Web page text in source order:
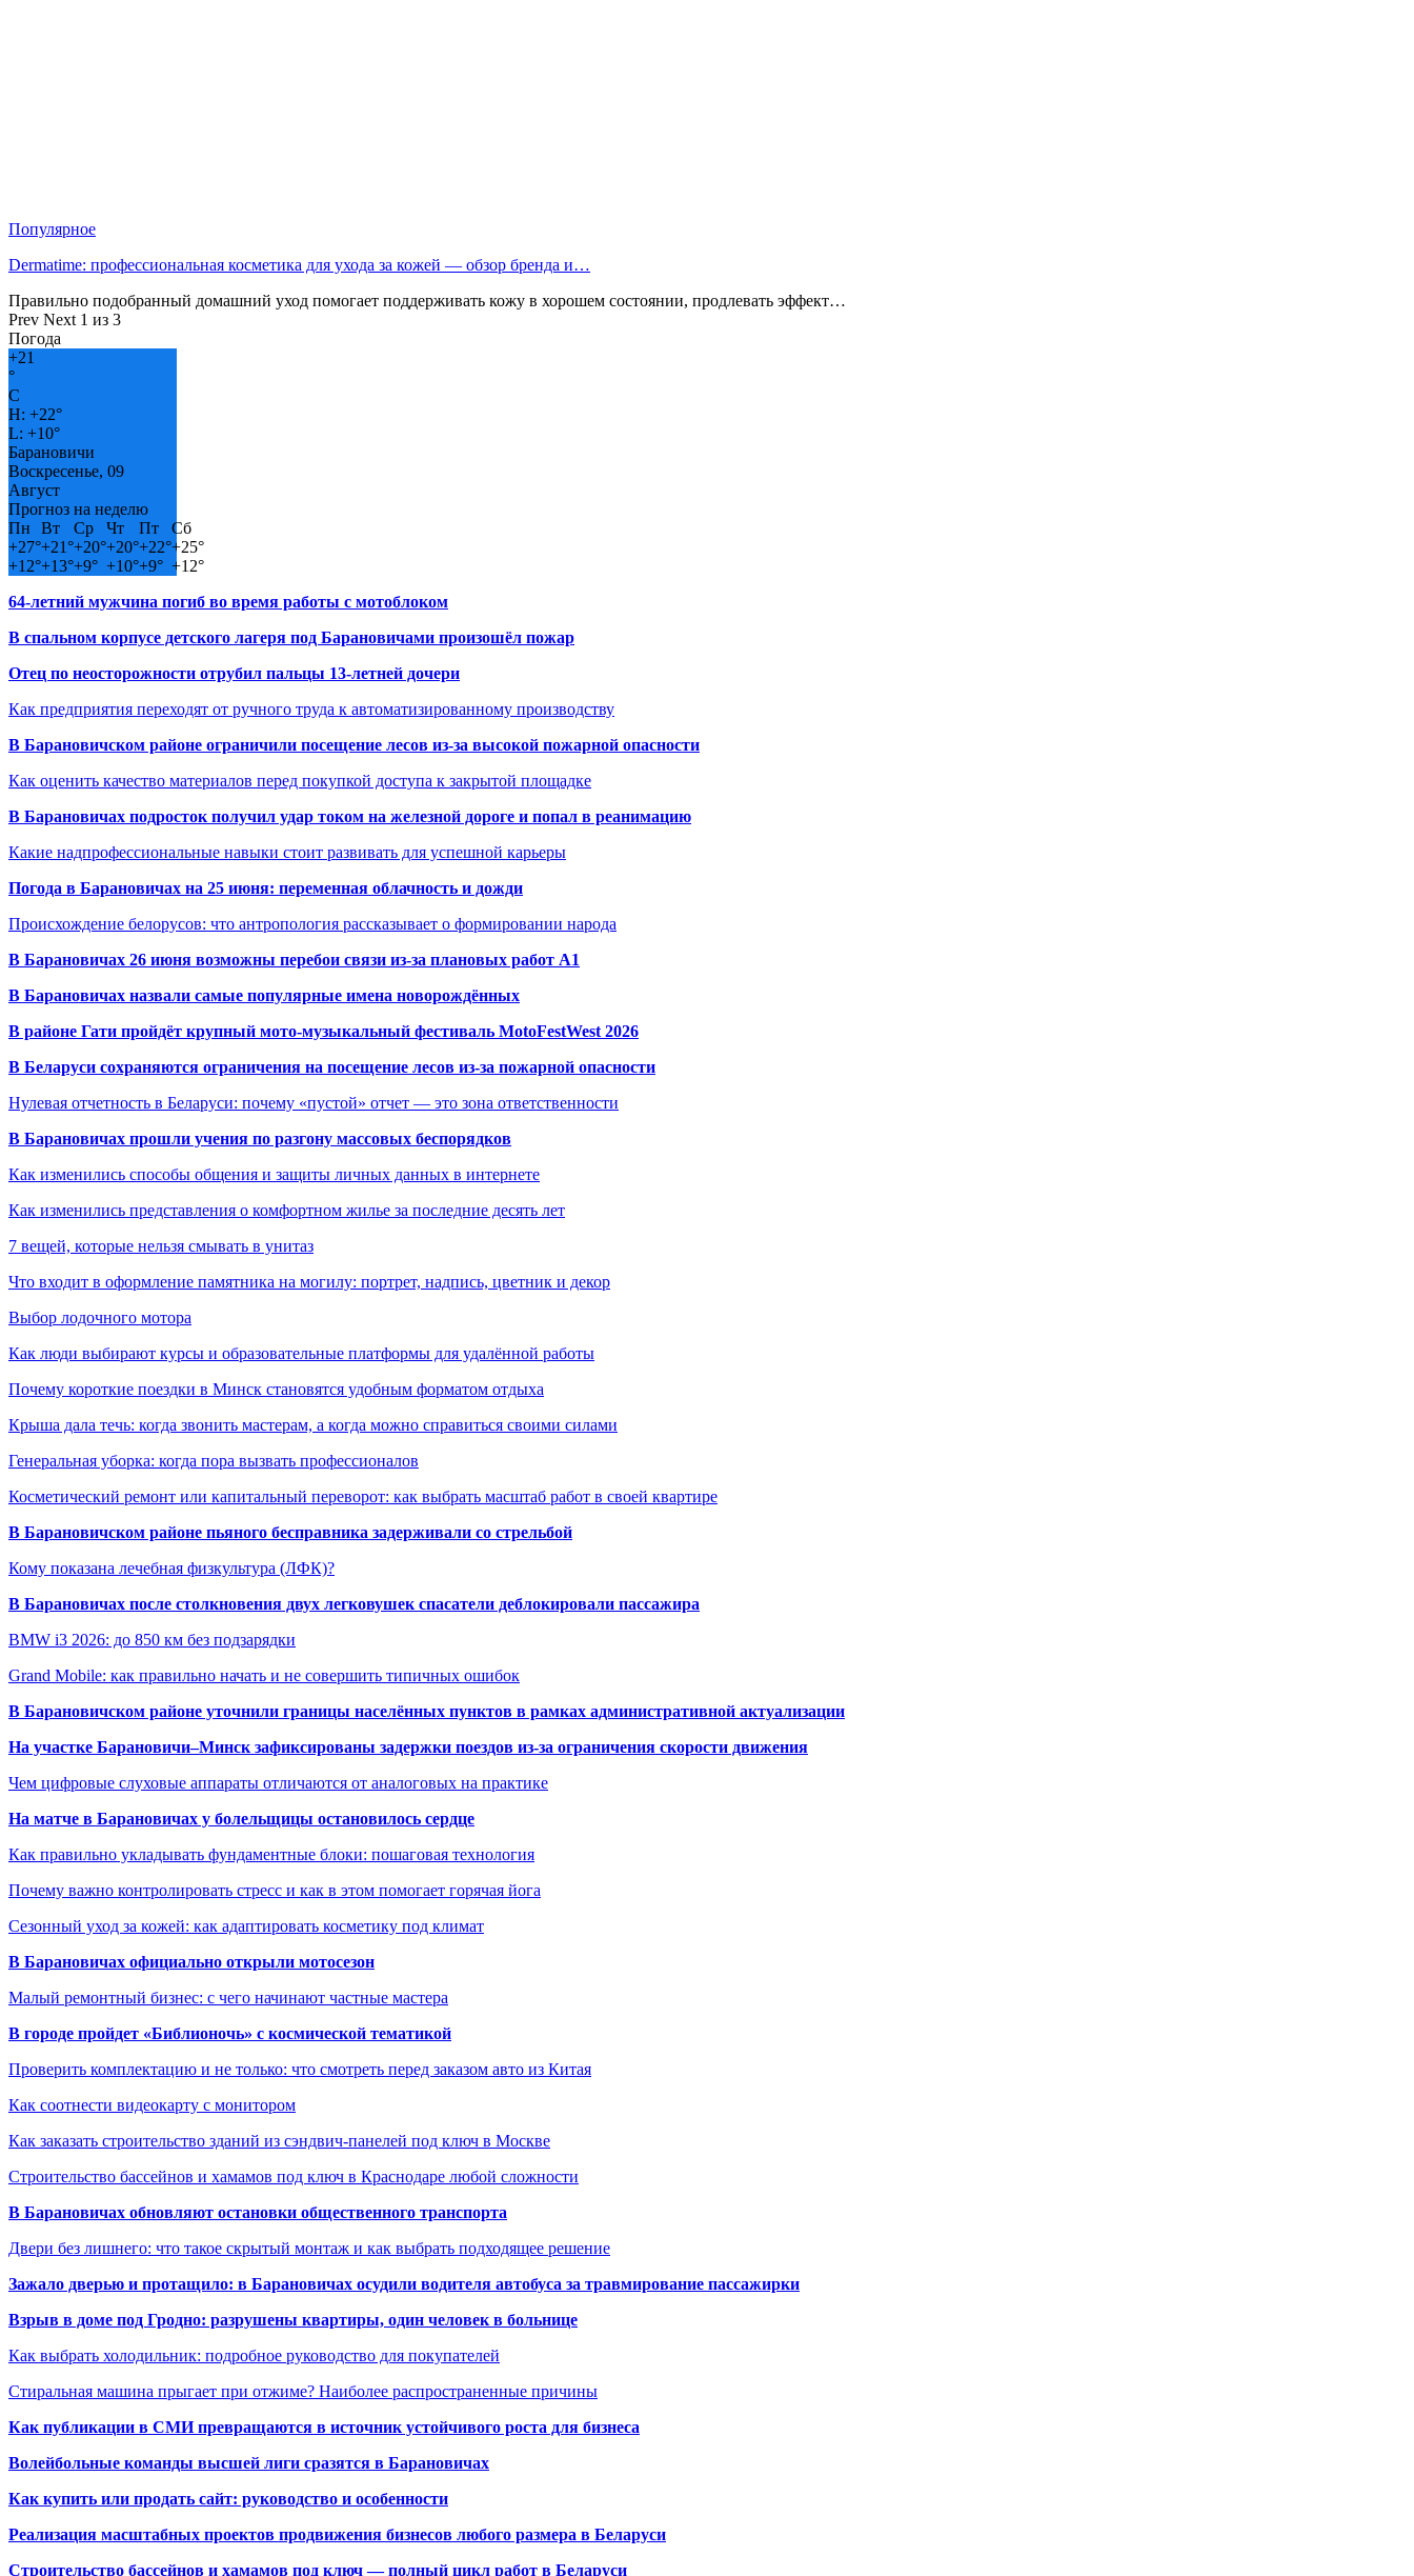
Популярное
Dermatime: профессиональная косметика для ухода за кожей — обзор бренда и…
Правильно подобранный домашний уход помогает поддерживать кожу в хорошем состоянии, продлевать эффект…
Prev Next 1 из 3
Погода
+21
°
C
H: +22°
L: +10°
Барановичи
Воскресенье, 09
Август
Прогноз на неделю
Пн
Вт Ср Чт Пт
Сб
+27°+21°+20°+20°+22°+25°
+12°+13°+9° +10°+9° +12°
64-летний мужчина погиб во время работы с мотоблоком
В спальном корпусе детского лагеря под Барановичами произошёл пожар
Отец по неосторожности отрубил пальцы 13-летней дочери
Как предприятия переходят от ручного труда к автоматизированному производству
В Барановичском районе ограничили посещение лесов из-за высокой пожарной опасности
Как оценить качество материалов перед покупкой доступа к закрытой площадке
В Барановичах подросток получил удар током на железной дороге и попал в реанимацию
Какие надпрофессиональные навыки стоит развивать для успешной карьеры
Погода в Барановичах на 25 июня: переменная облачность и дожди
Происхождение белорусов: что антропология рассказывает о формировании народа
В Барановичах 26 июня возможны перебои связи из-за плановых работ A1
В Барановичах назвали самые популярные имена новорождённых
В районе Гати пройдёт крупный мото-музыкальный фестиваль MotoFestWest 2026
В Беларуси сохраняются ограничения на посещение лесов из-за пожарной опасности
Нулевая отчетность в Беларуси: почему «пустой» отчет — это зона ответственности
В Барановичах прошли учения по разгону массовых беспорядков
Как изменились способы общения и защиты личных данных в интернете
Как изменились представления о комфортном жилье за последние десять лет
7 вещей, которые нельзя смывать в унитаз
Что входит в оформление памятника на могилу: портрет, надпись, цветник и декор
Выбор лодочного мотора
Как люди выбирают курсы и образовательные платформы для удалённой работы
Почему короткие поездки в Минск становятся удобным форматом отдыха
Крыша дала течь: когда звонить мастерам, а когда можно справиться своими силами
Генеральная уборка: когда пора вызвать профессионалов
Косметический ремонт или капитальный переворот: как выбрать масштаб работ в своей квартире
В Барановичском районе пьяного бесправника задерживали со стрельбой
Кому показана лечебная физкультура (ЛФК)?
В Барановичах после столкновения двух легковушек спасатели деблокировали пассажира
BMW i3 2026: до 850 км без подзарядки
Grand Mobile: как правильно начать и не совершить типичных ошибок
В Барановичском районе уточнили границы населённых пунктов в рамках административной актуализации
На участке Барановичи–Минск зафиксированы задержки поездов из-за ограничения скорости движения
Чем цифровые слуховые аппараты отличаются от аналоговых на практике
На матче в Барановичах у болельщицы остановилось сердце
Как правильно укладывать фундаментные блоки: пошаговая технология
Почему важно контролировать стресс и как в этом помогает горячая йога
Сезонный уход за кожей: как адаптировать косметику под климат
В Барановичах официально открыли мотосезон
Малый ремонтный бизнес: с чего начинают частные мастера
В городе пройдет «Библионочь» с космической тематикой
Проверить комплектацию и не только: что смотреть перед заказом авто из Китая
Как соотнести видеокарту с монитором
Как заказать строительство зданий из сэндвич-панелей под ключ в Москве
Строительство бассейнов и хамамов под ключ в Краснодаре любой сложности
В Барановичах обновляют остановки общественного транспорта
Двери без лишнего: что такое скрытый монтаж и как выбрать подходящее решение
Зажало дверью и протащило: в Барановичах осудили водителя автобуса за травмирование пассажирки
Взрыв в доме под Гродно: разрушены квартиры, один человек в больнице
Как выбрать холодильник: подробное руководство для покупателей
Стиральная машина прыгает при отжиме? Наиболее распространенные причины
Как публикации в СМИ превращаются в источник устойчивого роста для бизнеса
Волейбольные команды высшей лиги сразятся в Барановичах
Как купить или продать сайт: руководство и особенности
Реализация масштабных проектов продвижения бизнесов любого размера в Беларуси
Строительство бассейнов и хамамов под ключ — полный цикл работ в Беларуси